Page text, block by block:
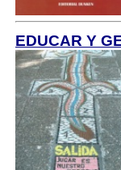
EDUCAR Y